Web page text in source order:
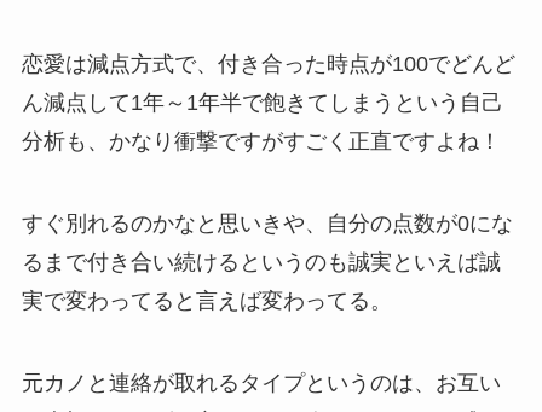
恋愛は減点方式で、付き合った時点が100でどんど
ん減点して1年～1年半で飽きてしまうという自己
分析も、かなり衝撃ですがすごく正直ですよね！
すぐ別れるのかなと思いきや、自分の点数が0にな
るまで付き合い続けるというのも誠実といえば誠
実で変わってると言えば変わってる。
元カノと連絡が取れるタイプというのは、お互い